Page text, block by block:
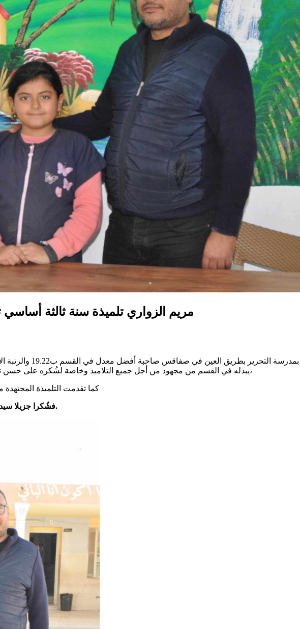
مريم الزواري تلميذة سنة ثالثة
التلميذة المجتهدة
يبذله في القسم من مجهود من أجل جميع التلاميذ وخاصة لشُكره على حسن تأطيره و منح التلميذ الثقة بالنفس،وتأطير الجانب النفسي للتلميذ ايضا،
كما تقدمت التلميذة المجتهدة
فشُكرا جزيلا سيدي بلال وسيدتي سناء على لسان التلميذة مريم وجميع زملائها بالقسم.